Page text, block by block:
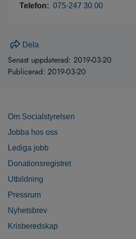
Telefon: 075-247 30 00
Dela
Senast uppdaterad: 2019-03-20
Publicerad: 2019-03-20
Om Socialstyrelsen
Jobba hos oss
Lediga jobb
Donationsregistret
Utbildning
Pressrum
Nyhetsbrev
Krisberedskap